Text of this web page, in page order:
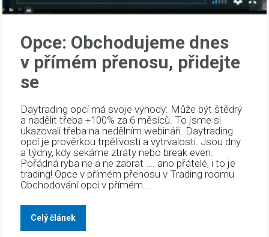
Opce: Obchodujeme dnes
v přímém přenosu, přidejte
se
Daytrading opcí má svoje výhody: Může být štědrý
a nadělit třeba +100% za 6 měsíců. To jsme si
ukazovali třeba na nedělním webináři. Daytrading
opcí je prověrkou trpělivosti a vytrvalosti. Jsou dny
a týdny, kdy sekáme ztráty nebo break even.
Pořádná ryba ne a ne zabrat …. ano přátelé, i to je
trading! Opce v přímém přenosu v Trading roomu
Obchodování opcí v přímém...
Celý článek